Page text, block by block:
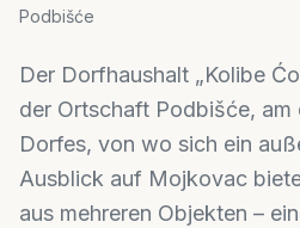
Podbišće
Der Dorfhaushalt „Kolibe
der Ortschaft Podbišće, am
Dorfes, von wo sich ein
Ausblick auf Mojkovac
aus mehreren Objekten –